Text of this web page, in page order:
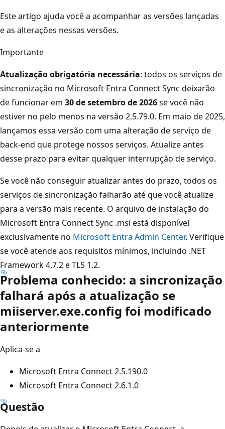
Este artigo ajuda você a acompanhar as versões lançadas
e as alterações nessas versões.
Importante
Atualização obrigatória necessária: todos os serviços de
sincronização no Microsoft Entra Connect Sync deixarão
de funcionar em 30 de setembro de 2026se você não
estiver no pelo menos na versão 2.5.79.0. Em maio de 2025,
lançamos essa versão com uma alteração de serviço de
back-end que protege nossos serviços. Atualize antes
desse prazo para evitar qualquer interrupção de serviço.
Se você não conseguir atualizar antes do prazo, todos os
serviços de sincronização falharão até que você atualize
para a versão mais recente. O arquivo de instalação do
Microsoft Entra Connect Sync .msi está disponível
exclusivamente no Microsoft Entra Admin Center. Verifique
se você atende aos requisitos mínimos, incluindo .NET
Framework 4.7.2 e TLS 1.2.
Problema conhecido: a sincronização
falhará após a atualização se
miiserver.exe.config foi modificado
anteriormente
Aplica-se a
Microsoft Entra Connect 2.5.190.0
Microsoft Entra Connect 2.6.1.0
Questão